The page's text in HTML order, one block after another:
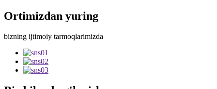
Ortimizdan yuring
bizning ijtimoiy tarmoqlarimizda